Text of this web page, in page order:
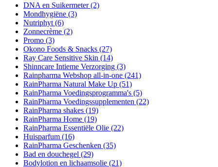
DNA en Suikermeter(2)
Mondhygiëne (3)
Nutriphyt (6)
Zonnecrème (2)
Promo (3)
Okono Foods & Snacks (27)
Ray Care Sensitive Skin (14)
Shinncare Intieme Verzorging (3)
Rainpharma Webshop all-in-one (241)
RainPharma Natural Make Up (51)
RainPharma Voedingsprogramma's (5)
RainPharma Voedingssupplementen (22)
RainPharma shakes (19)
RainPharma Home (19)
RainPharma Essentiële Olie (22)
Huisparfum (16)
RainPharma Geschenken (35)
Bad en douchegel (29)
Bodylotion en lichaamsolie (21)